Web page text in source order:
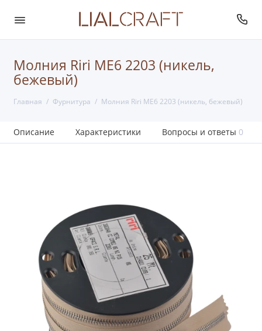
Молния Riri ME6 2203 (никель,
бежевый)
Главная Фурнитура Молния Riri ME6 2203 (никель, бежевый)
Описание Характеристики Вопросы и ответы 0